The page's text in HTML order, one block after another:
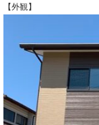
【外観】